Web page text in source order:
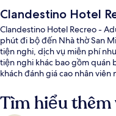
Clandestino Hotel
Clandestino Hotel Recreo -
phút đi bộ đến Nhà thờ San
tiện nghi, dịch vụ miễn phí
tiện nghi khác bao gồm quán
khách đánh giá cao nhân viên
Tìm hiểu